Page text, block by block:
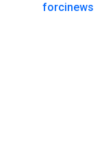
forcinews